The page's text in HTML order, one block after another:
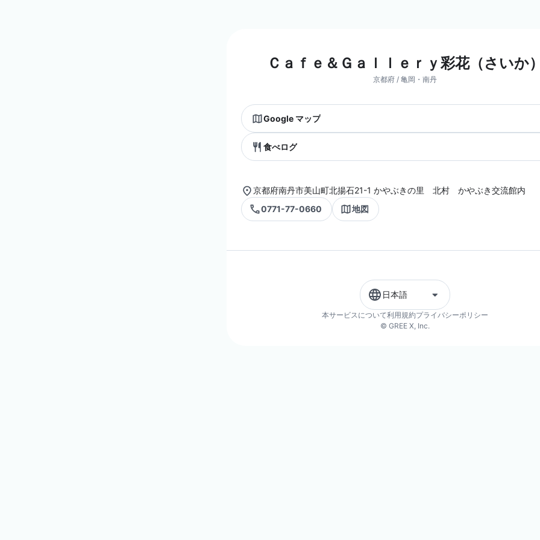
Ｃａｆｅ＆Ｇａｌｌｅｒｙ彩花（さいか
京都府 / 亀岡・南丹
Google マップ
食べログ
京都府南丹市美山町北揚石21-1 かやぶきの里 北村 かやぶき交流館内
0771-77-0660
地図
日本語
本サービスについて利用規約プライバシーポリシー
© GREE X, Inc.